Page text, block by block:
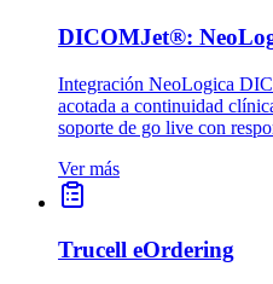
DICOMJet®:
Integración NeoLogica
acotada a continuidad
soporte de go live con
Ver más
Trucell eOrdering